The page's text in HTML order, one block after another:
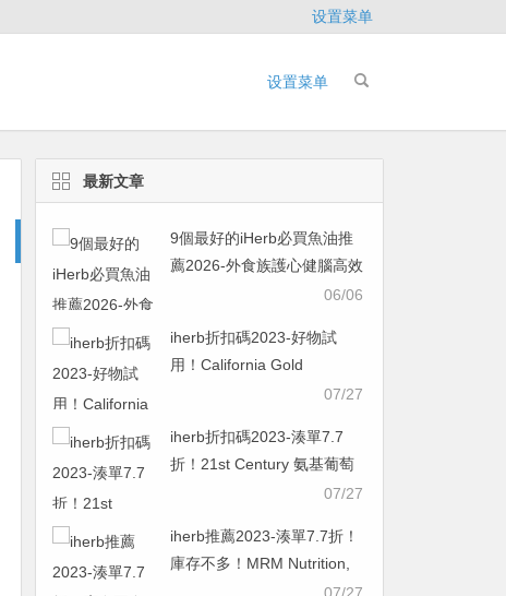
设置菜单
设置菜单
最新文章
9個最好的iHerb必買魚油推
薦2026-外食族護心健腦高效
指南，IFOS五星認證款一次
06/06
iherb折扣碼2023-好物試
用！California Gold
Nutrition 零酵母硒素食膠囊
￥48.38was ￥96.765折
07/27
iherb折扣碼2023-湊單7.7
折！21st Century 氨基葡萄
糖/軟骨素 初始濃度 250 毫
￥48.21was ￥62.607.7折
07/27
iherb推薦2023-湊單7.7折！
庫存不多！MRM Nutrition,
氨基葡萄糖軟骨素 90粒